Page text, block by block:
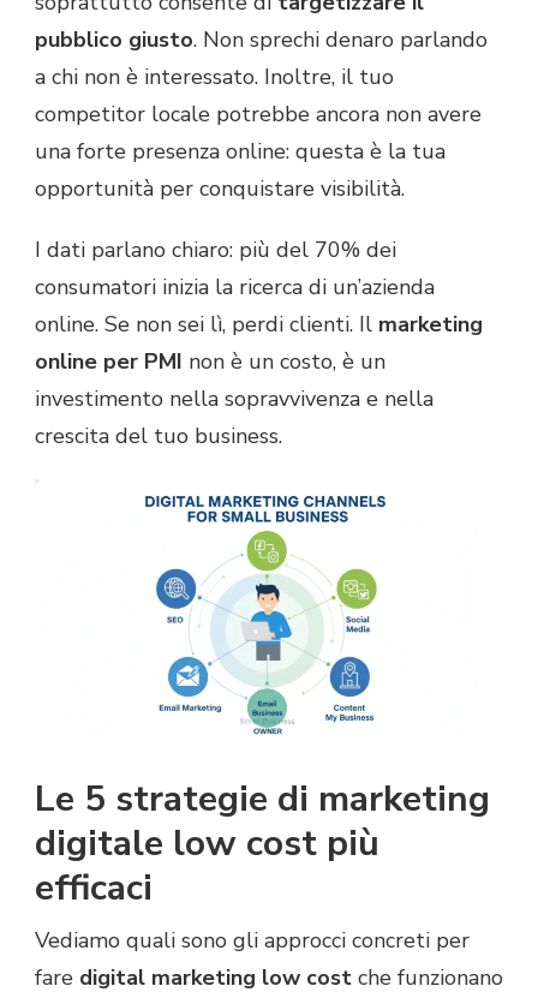
pubblico giusto. Non sprechi denaro parlando
a chi non è interessato. Inoltre, il tuo
competitor locale potrebbe ancora non avere
una forte presenza online: questa è la tua
opportunità per conquistare visibilità.
I dati parlano chiaro: più del 70% dei
consumatori inizia la ricerca di un’azienda
online. Se non sei lì, perdi clienti. Il marketing
online per PMI non è un costo, è un
investimento nella sopravvivenza e nella
crescita del tuo business.
Le 5 strategie di marketing
digitale low cost più
efficaci
Vediamo quali sono gli approcci concreti per
fare digital marketing low cost che funzionano